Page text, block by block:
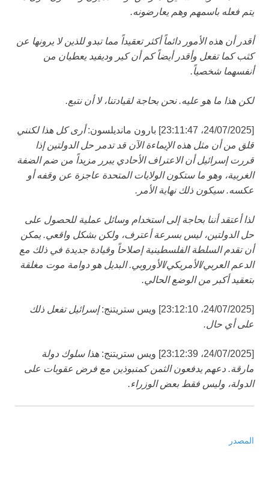
يتم فعله باسمهم وهم يعارضونه.
أقدر أن هذه الأمور دائماً أكثر تعقيداً مما تبدو للذين لا يرونها عن
كثب كما تفعل وأقدر أيضاً كم أن كير وديفيد يعطيان من
أنفسهما شخصياً.
لكن هذا ما هو عليه. نحن بحاجة لقيادتنا، لا أن نتبع.
[24/07/2025، 23:11:47] بارون مانديلسون:
أرى كل هذا لكنني
قلق من أن مثل هذه الإيماءة الآن قد تدمر حل الدولتين إذا
قررت إسرائيل أن الاعتراف الأحادي يبرر مزيداً من ضم الضفة
الغربية، وهو ما ستكون الولايات المتحدة عاجزة عن وقفه أو
عكسه. سيكون ذلك نهاية الأمر.
لذا أعتقد أننا بحاجة إلى استخدام وسائل عملية للحصول على
حل الدولتين، ليس بسرعة أعترف، ولكن بشكل واقعي. يمكن
أن تقدم السلطة الفلسطينية إصلاحاً وقيادة جديدة في ذلك مع
الدعم العربي/الأمريكي/الأوروبي. البديل هو دوامة موت مغلقة
بتعقيد أكبر من الوضع الحالي.
[24/07/2025، 23:12:10] ويس ستريتنج:
إسرائيل تفعل ذلك
على أي حال.
[24/07/2025، 23:12:39] ويس ستريتنج:
هذا سلوك دولة
مارقة. دعهم يدفعون الثمن كمنبوذين مع فرض عقوبات على
الدولة، وليس فقط بعض الوزراء.
المصدر